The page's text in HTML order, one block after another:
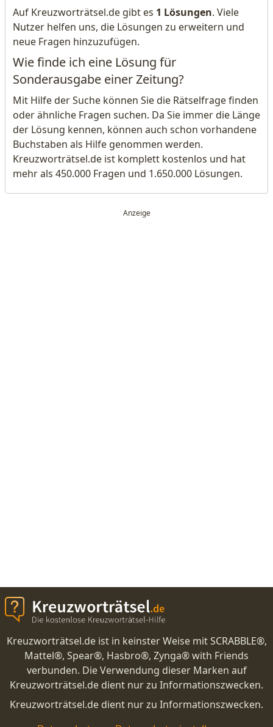
Auf Kreuzworträtsel.de gibt es 1 Lösungen. Viele
Nutzer helfen uns, die Lösungen zu erweitern und
neue Fragen hinzuzufügen.
Wie finde ich eine Lösung für
Sonderausgabe einer Zeitung?
Mit Hilfe der Suche können Sie die Rätselfrage finden
oder ähnliche Fragen suchen. Da Sie immer die Länge
der Lösung kennen, können auch schon vorhandene
Buchstaben als Hilfe genommen werden.
Kreuzworträtsel.de ist komplett kostenlos und hat
mehr als 450.000 Fragen und 1.650.000 Lösungen.
Kreuzworträtsel.de ist in keinster Weise mit SCRABBLE®,
Mattel®, Spear®, Hasbro®, Zynga® with Friends
verbunden. Die Verwendung dieser Marken auf
Kreuzworträtsel.de dient nur zu Informationszwecken.
Kreuzworträtsel.de dient nur zu Informationszwecken.